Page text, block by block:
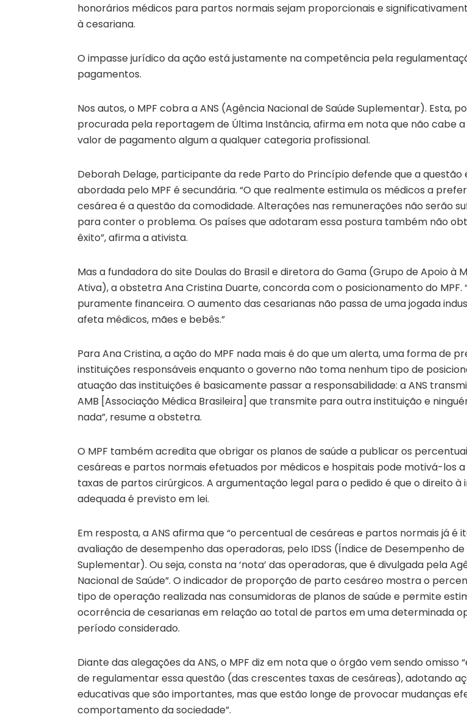
honorários médicos para partos normais sejam proporcionais e
à cesariana.
O impasse jurídico da ação está justamente na competência pela
pagamentos.
Nos autos, o MPF cobra a ANS (Agência Nacional de Saúde Suplementar). Esta,
procurada pela reportagem de Última Instância, afirma em nota que não cabe
valor de pagamento algum a qualquer categoria profissional.
Deborah Delage, participante da rede Parto do Princípio defende que a questão
abordada pelo MPF é secundária. “O que realmente estimula os médicos a
cesárea é a questão da comodidade. Alterações nas remunerações não serão
para conter o problema. Os países que adotaram essa postura também não
êxito”, afirma a ativista.
Mas a fundadora do site Doulas do Brasil e diretora do Gama (Grupo de Apoio à
Ativa), a obstetra Ana Cristina Duarte, concorda com o posicionamento do MPF.
puramente financeira. O aumento das cesarianas não passa de uma jogada
afeta médicos, mães e bebês.”
Para Ana Cristina, a ação do MPF nada mais é do que um alerta, uma forma de
instituições responsáveis enquanto o governo não toma nenhum tipo de
atuação das instituições é basicamente passar a responsabilidade: a ANS
AMB [Associação Médica Brasileira] que transmite para outra instituição e
nada”, resume a obstetra.
O MPF também acredita que obrigar os planos de saúde a publicar os
cesáreas e partos normais efetuados por médicos e hospitais pode motivá-los a
taxas de partos cirúrgicos. A argumentação legal para o pedido é que o direito à
adequada é previsto em lei.
Em resposta, a ANS afirma que “o percentual de cesáreas e partos normais já é
avaliação de desempenho das operadoras, pelo IDSS (Índice de Desempenho de
Suplementar). Ou seja, consta na ‘nota’ das operadoras, que é divulgada pela
Nacional de Saúde”. O indicador de proporção de parto cesáreo mostra o
tipo de operação realizada nas consumidoras de planos de saúde e permite
ocorrência de cesarianas em relação ao total de partos em uma determinada
período considerado.
Diante das alegações da ANS, o MPF diz em nota que o órgão vem sendo omisso
de regulamentar essa questão (das crescentes taxas de cesáreas), adotando
educativas que são importantes, mas que estão longe de provocar mudanças
comportamento da sociedade”.